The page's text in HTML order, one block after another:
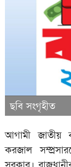
ছবি সংগৃহীত
আগামী জাতীয়
করজাল